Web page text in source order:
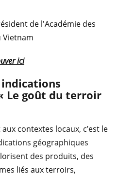
de l'Académie des
Vietnam
ici
indications
Le goût du terroir
contextes locaux, c’est le
géographiques
des produits, des
liés aux terroirs,